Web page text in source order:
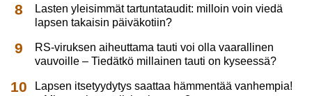
Lasten yleisimmät tartuntataudit: milloin voin viedä
lapsen takaisin päiväkotiin?
RS-viruksen aiheuttama tauti voi olla vaarallinen
vauvoille – Tiedätkö millainen tauti on kyseessä?
Lapsen itsetyydytys saattaa hämmentää vanhempia!